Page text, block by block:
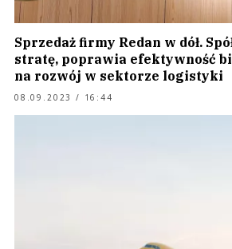
Sprzedaż firmy Redan w dół.
stratę, poprawia efektywność
na rozwój w sektorze logistyki
08.09.2023 / 16:44